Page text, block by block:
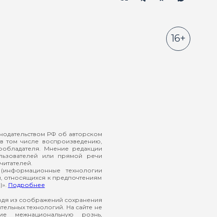
РФ об авторском
числе воспроизведению,
Мнение редакции
или прямой речи
технологии
относящихся к предпочтениям
Подробнее
из соображений сохранения
технологий. На сайте не
межнациональную рознь,
16+